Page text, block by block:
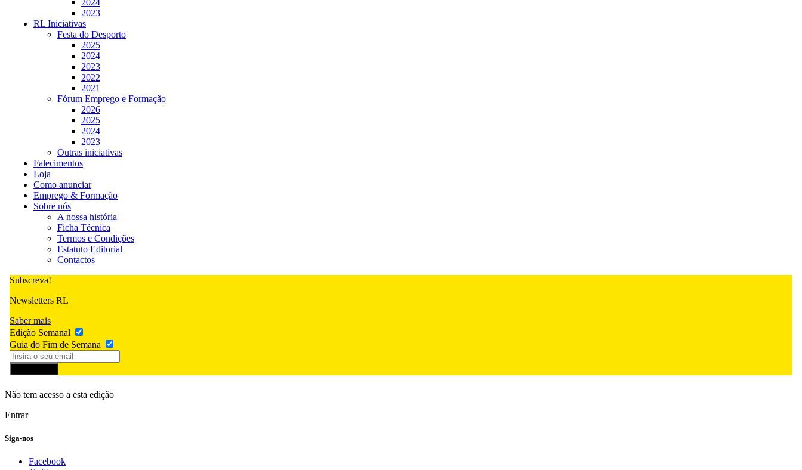
2023
RL Iniciativas
Festa do Desporto
2025
2024
2023
2022
2021
Fórum Emprego e Formação
2026
2025
2024
2023
Outras iniciativas
Falecimentos
Loja
Como anunciar
Emprego & Formação
Sobre nós
A nossa história
Ficha Técnica
Termos e Condições
Estatuto Editorial
Contactos
Subscreva!
Newsletters RL
Saber mais
Edição Semanal
Guia do Fim de Semana
Não tem acesso a esta edição
Entrar
Siga-nos
Facebook